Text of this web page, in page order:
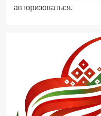
авторизоваться.